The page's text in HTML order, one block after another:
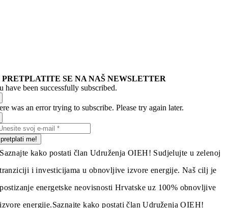
PRETPLATITE SE NA NAŠ NEWSLETTER
have been successfully subscribed.
was an error trying to subscribe. Please try again later.
pretplati me!
Saznajte kako postati član Udruženja OIEH! Sudjelujte u zelenoj
tranziciji i investicijama u obnovljive izvore energije. Naš cilj je
postizanje energetske neovisnosti Hrvatske uz 100% obnovljive
izvore energije.Saznajte kako postati član Udruženja OIEH!